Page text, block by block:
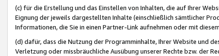
(c) für die Erstellung und das Einstellen von Inhalten, die auf Ihrer
Eignung der jeweils dargestellten Inhalte (einschließlich sämtlicher
Informationen, die Sie in einen Partner-Link aufnehmen oder mit
(d) dafür, dass die Nutzung der Programminhalte, Ihrer Website und
Verletzung oder missbräuchliche Ausübung unserer Rechte bzw. der